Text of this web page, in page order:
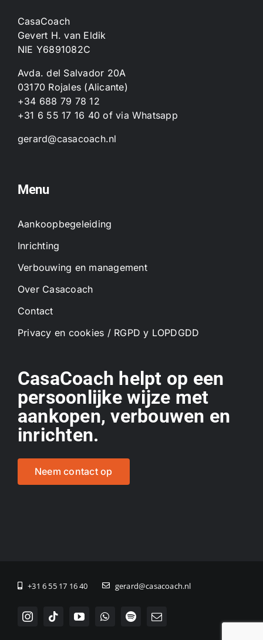
CasaCoach
Gevert H. van Eldik
NIE Y6891082C
Avda. del Salvador 20A
03170 Rojales (Alicante)
+34 688 79 78 12
+31 6 55 17 16 40 ofvia Whatsapp
gerard@casacoach.nl
Menu
Aankoopbegeleiding
Inrichting
Verbouwing en management
Over Casacoach
Contact
Privacy en cookies / RGPD y LOPDGDD
CasaCoach helpt op een
persoonlijke wijze met
aankopen, verbouwen en
inrichten.
Neem contact op
+31 6 55 17 16 40 gerard@casacoach.nl